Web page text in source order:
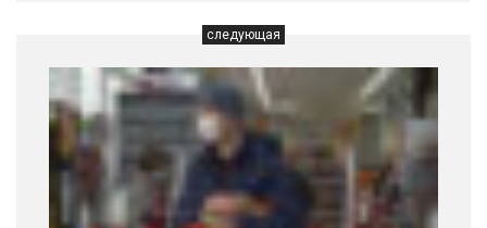
следующая